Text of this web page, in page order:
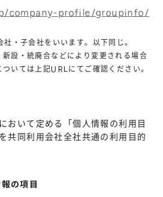
company-profile/groupinfo/
・子会社をいいます。以下同じ。
設・統廃合などにより変更される場合
いては上記URLにてご確認ください。
おいて定める「個人情報の利用目
共同利用会社全社共通の利用目的
の項目